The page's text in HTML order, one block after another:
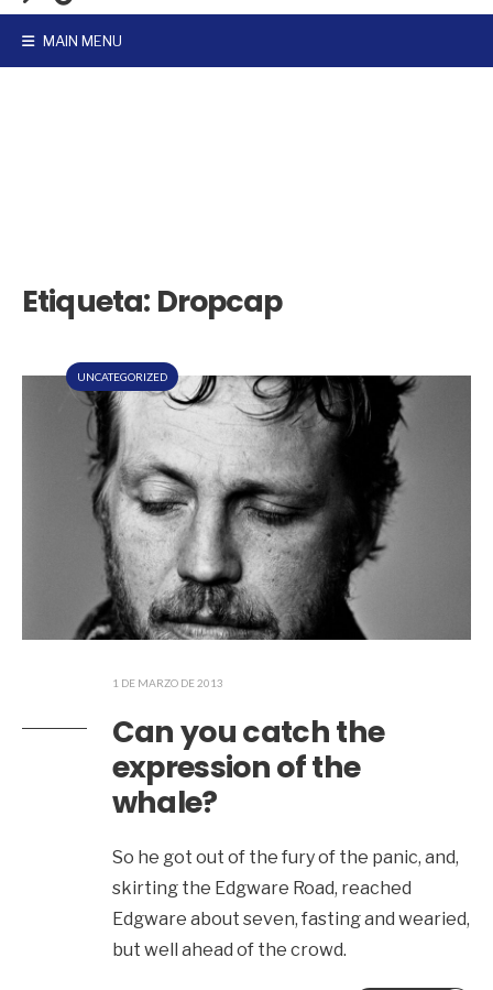
MAIN MENU
Etiqueta: Dropcap
UNCATEGORIZED
1 DE MARZO DE 2013
Can you catch the
expression of the
whale?
So he got out of the fury of the panic, and,
skirting the Edgware Road, reached
Edgware about seven, fasting and wearied,
but well ahead of the crowd.